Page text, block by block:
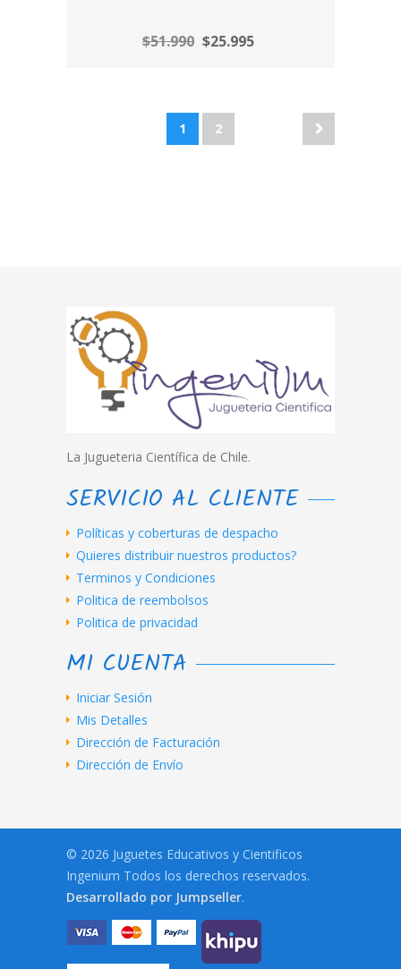
$51.990 $25.995
1 2
La Jugueteria Científica de Chile.
SERVICIO AL CLIENTE
Políticas y coberturas de despacho
Quieres distribuir nuestros productos?
Terminos y Condiciones
Politica de reembolsos
Politica de privacidad
MI CUENTA
Iniciar Sesión
Mis Detalles
Dirección de Facturación
Dirección de Envío
© 2026 Juguetes Educativos y Cientificos
Ingenium Todos los derechos reservados.
Desarrollado por Jumpseller.